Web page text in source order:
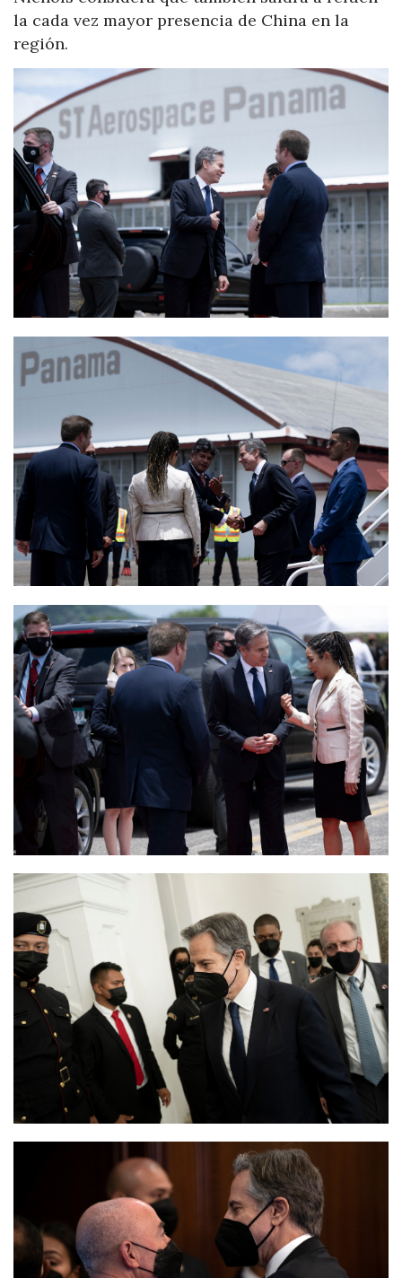
la cada vez mayor presencia de China en la
región.